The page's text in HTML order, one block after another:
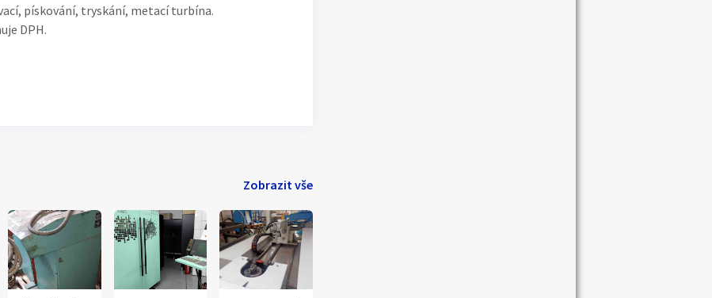
pískování, tryskání, metací turbína.
DPH.
Zobrazit vše